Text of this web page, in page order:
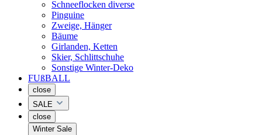
Schneeflocken diverse
Pinguine
Zweige, Hänger
Bäume
Girlanden, Ketten
Skier, Schlittschuhe
Sonstige Winter-Deko
FUßBALL
close
SALE
close
Winter Sale